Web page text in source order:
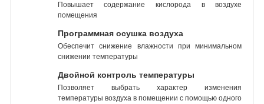
Повышает содержание кислорода в воздухе
помещения
Программная осушка воздуха
Обеспечит снижение влажности при минимальном
снижении температуры
Двойной контроль температуры
Позволяет выбрать характер изменения
температуры воздуха в помещении с помощью одного